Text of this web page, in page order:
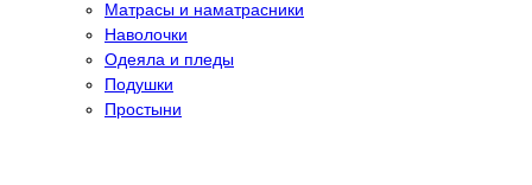
Матрасы и наматрасники
Наволочки
Одеяла и пледы
Подушки
Простыни